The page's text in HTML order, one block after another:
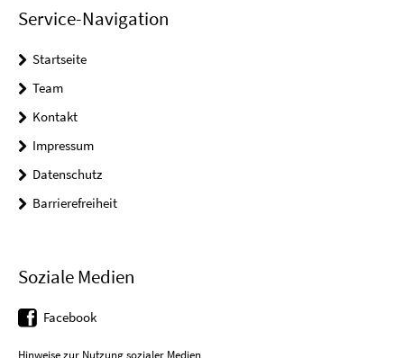
Service-Navigation
Startseite
Team
Kontakt
Impressum
Datenschutz
Barrierefreiheit
Soziale Medien
Facebook
Hinweise zur Nutzung sozialer Medien